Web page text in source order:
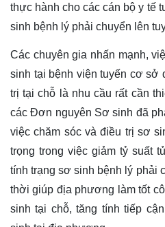
thực hành cho các cán bộ y tế
sinh bệnh lý phải chuyển lên
Các chuyên gia nhấn mạnh,
sinh tại bệnh viện tuyến cơ sở
trị tại chỗ là nhu cầu rất cần
các Đơn nguyên Sơ sinh đã
việc chăm sóc và điều trị sơ
trọng trong việc giảm tỷ suất
tính trạng sơ sinh bệnh lý phải
thời giúp địa phương làm tốt
sinh tại chỗ, tăng tính tiếp